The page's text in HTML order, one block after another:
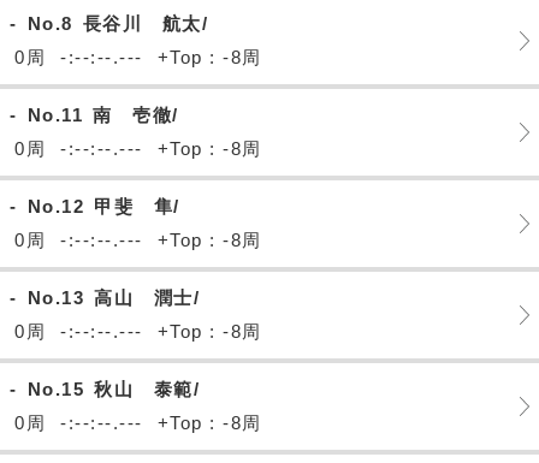
- No.8 長谷川 航太/
0周
-:--:--.--- +Top : -8周
- No.11 南 壱徹/
0周
-:--:--.--- +Top : -8周
- No.12 甲斐 隼/
0周
-:--:--.--- +Top : -8周
- No.13 高山 潤士/
0周
-:--:--.--- +Top : -8周
- No.15 秋山 泰範/
0周
-:--:--.--- +Top : -8周